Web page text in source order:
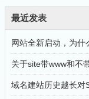
最近发表
网站全新启动，为什
关于site带www和不
域名建站历史越长对